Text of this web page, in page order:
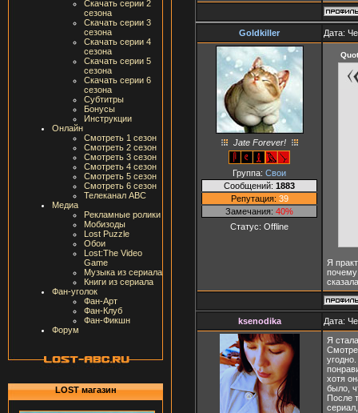
Скачать серии 2
сезона
Скачать серии 3
сезона
Скачать серии 4
сезона
Скачать серии 5
сезона
Скачать серии 6
сезона
Субтитры
Бонусы
Инструкции
Онлайн
Смотреть 1 сезон
Смотреть 2 сезон
Смотреть 3 сезон
Смотреть 4 сезон
Смотреть 5 сезон
Смотреть 6 сезон
Телеканал ABC
Медиа
Рекламные ролики
Мобизоды
Lost Puzzle
Обои
Lost:The Video
Game
Музыка из сериала
Книги из сериала
Фан-уголок
Фан-Арт
Фан-Клуб
Фан-Фикшн
Форум
LOST магазин
Goldkiller Дата:
Jate Forever!
Группа: Свои
Сообщений: 1883
Репутация: 39
Замечания: 40%
Статус: Offline
Я
почему
ksenodika Дата:
Я
хотя
было,
После